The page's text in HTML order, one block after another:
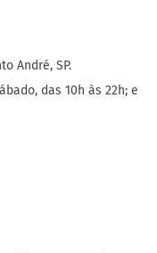
André, SP.
das 10h às 22h; e